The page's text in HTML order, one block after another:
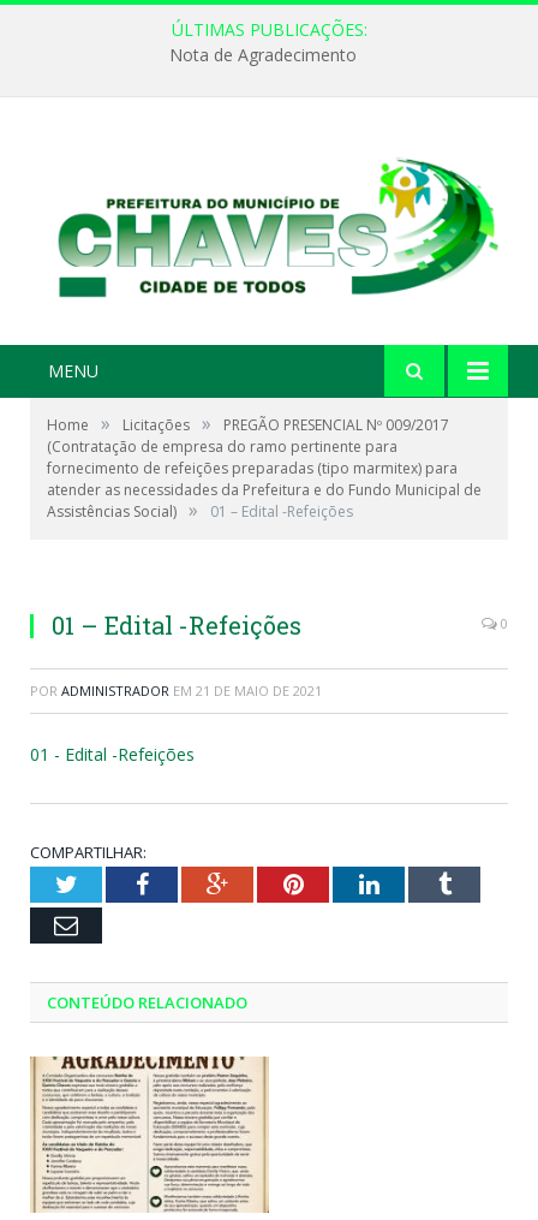
ÚLTIMAS PUBLICAÇÕES:
Nota de Agradecimento
MENU
Home » Licitações »
PREGÃO PRESENCIAL Nº 009/2017
(Contratação de empresa do ramo pertinente para
fornecimento de refeições preparadas (tipo marmitex) para
atender as necessidades da Prefeitura e do Fundo Municipal de
Assistências Social) » 01 – Edital -Refeições
01 – Edital -Refeições 0
POR ADMINISTRADOR EM 21 DE MAIO DE 2021
01 - Edital -Refeições
COMPARTILHAR:
TwitterFacebookGoogle+PinterestLinkedInTumblr
Email
CONTEÚDO RELACIONADO